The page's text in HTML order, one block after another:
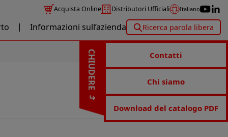
Acquista Online Distributori Ufficiali Italiano
Informazioni sull’azienda Ricerca parola libera
CHIUDERE Contatti
Chi siamo
Download del catalogo PDF